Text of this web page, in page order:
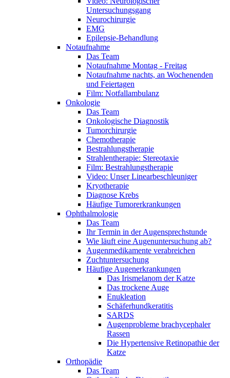
Untersuchungsgang
Neurochirurgie
EMG
Epilepsie-Behandlung
Notaufnahme
Das Team
Notaufnahme Montag - Freitag
Notaufnahme nachts, an Wochenenden
und Feiertagen
Film: Notfallambulanz
Onkologie
Das Team
Onkologische Diagnostik
Tumorchirurgie
Chemotherapie
Bestrahlungstherapie
Strahlentherapie: Stereotaxie
Film: Bestrahlungstherapie
Video: Unser Linearbeschleuniger
Kryotherapie
Diagnose Krebs
Häufige Tumorerkrankungen
Ophthalmologie
Das Team
Ihr Termin in der Augensprechstunde
Wie läuft eine Augenuntersuchung ab?
Augenmedikamente verabreichen
Zuchtuntersuchung
Häufige Augenerkrankungen
Das Irismelanom der Katze
Das trockene Auge
Enukleation
Schäferhundkeratitis
SARDS
Augenprobleme brachycephaler
Rassen
Die Hypertensive Retinopathie der
Katze
Orthopädie
Das Team